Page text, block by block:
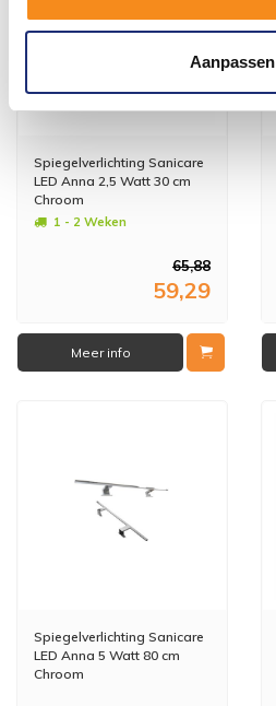
Aanpassen
Spiegelverlichting Sanicare
LED Anna 2,5 Watt 30 cm
Chroom
1 - 2 Weken
65,88
59,29
Meer info
Spiegelverlichting Sanicare
LED Anna 5 Watt 80 cm
Chroom